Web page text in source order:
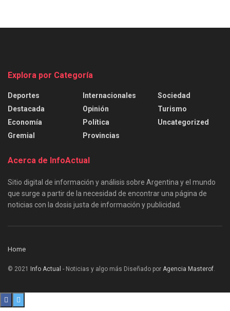
Explora por Categoría
Deportes
Destacada
Economía
Gremial
Internacionales
Opinión
Política
Provincias
Sociedad
Turismo
Uncategorized
Acerca de InfoActual
Sitio digital de información y análisis sobre Argentina y el mundo
que surge a partir de la necesidad de encontrar una página de
noticias con la dosis justa de información y publicidad.
Home
© 2021 Info Actual - Noticias y algo más Diseñado por Agencia Masterof.